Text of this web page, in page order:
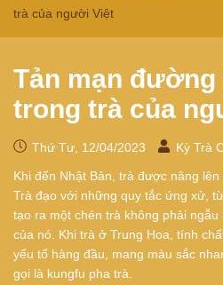
trà của người Việt
Tản mạn
trong trà của
Thứ Tư, 12/04/2023
Kỳ Trà
Khi đến Nhật Bản, trà được nâng
Trà đạo với những quy tắc ứng xử,
tạo ra một chén trà không phải
của nó. Khi trà ở Trung Hoa, tính
yếu tố hàng đầu, mang màu sắc
gọi là kungfu pha trà.